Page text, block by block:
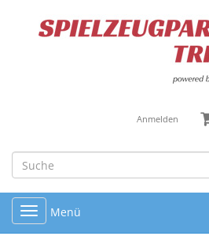
Anmelden
Toggle
navigation
Menü